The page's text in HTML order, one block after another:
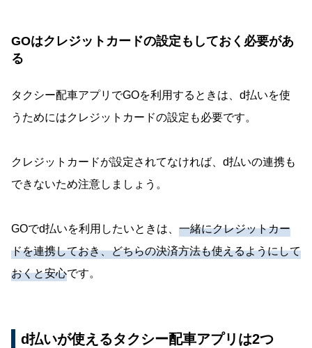
GOはクレジットカードの設定もしておく必要があ
る
タクシー配車アプリでGOを利用するときは、d払いを使
うためにはクレジットカードの設定も必要です。
クレジットカードが設定されてなければ、d払いの連携も
できないため注意しましょう。
GOでd払いを利用したいときは、 一緒にクレジットカー
ドを連携しておき、どちらの決済方法も使えるようにして
おくと安心です。
d払いが使えるタクシー配車アプリは2つ